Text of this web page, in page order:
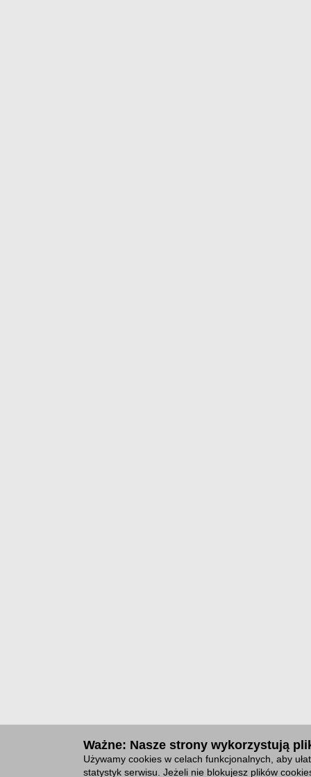
Ważne: Nasze strony wykorzystują
Używamy cookies w celach funkcjonalnych, aby
statystyk serwisu. Jeżeli nie blokujesz plików